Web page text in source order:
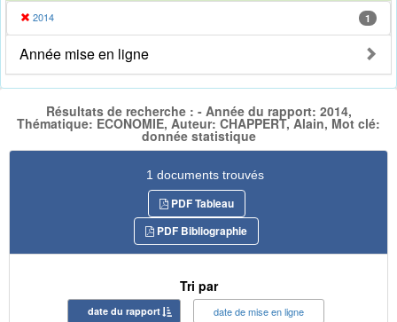
2014 1
Année mise en ligne
Résultats de recherche : - Année du rapport: 2014,
Thématique: ECONOMIE, Auteur: CHAPPERT, Alain, Mot clé:
donnée statistique
1 documents trouvés
PDF Tableau
PDF Bibliographie
Tri par
date du rapport date de mise en ligne